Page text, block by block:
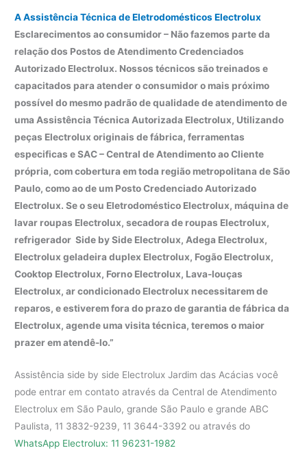
A Assistência Técnica de Eletrodomésticos Electrolux
Esclarecimentos ao consumidor – Não fazemos parte da
relação dos Postos de Atendimento Credenciados
Autorizado Electrolux. Nossos técnicos são treinados e
capacitados para atender o consumidor o mais próximo
possível do mesmo padrão de qualidade de atendimento de
uma Assistência Técnica Autorizada Electrolux, Utilizando
peças Electrolux originais de fábrica, ferramentas
especificas e SAC – Central de Atendimento ao Cliente
própria, com cobertura em toda região metropolitana de São
Paulo, como ao de um Posto Credenciado Autorizado
Electrolux. Se o seu Eletrodoméstico Electrolux, máquina de
lavar roupas Electrolux, secadora de roupas Electrolux,
refrigerador Side by Side Electrolux, Adega Electrolux,
Electrolux geladeira duplex Electrolux, Fogão Electrolux,
Cooktop Electrolux, Forno Electrolux, Lava-louças
Electrolux, ar condicionado Electrolux necessitarem de
reparos, e estiverem fora do prazo de garantia de fábrica da
Electrolux, agende uma visita técnica, teremos o maior
prazer em atendê-lo.”
Assistência side by side Electrolux Jardim das Acácias você
pode entrar em contato através da Central de Atendimento
Electrolux em São Paulo, grande São Paulo e grande ABC
Paulista, 11 3832-9239, 11 3644-3392 ou através do
WhatsApp Electrolux: 11 96231-1982